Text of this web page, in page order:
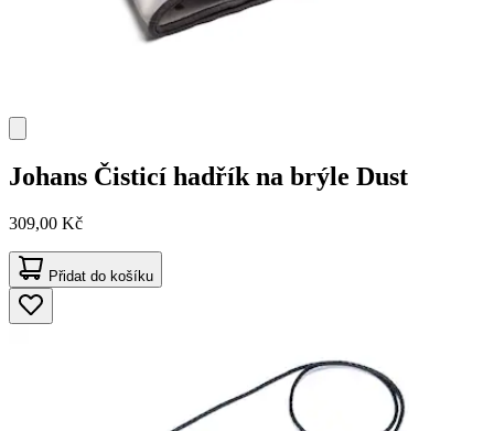
Johans Čisticí hadřík na brýle Dust
309,00 Kč
Přidat do košíku